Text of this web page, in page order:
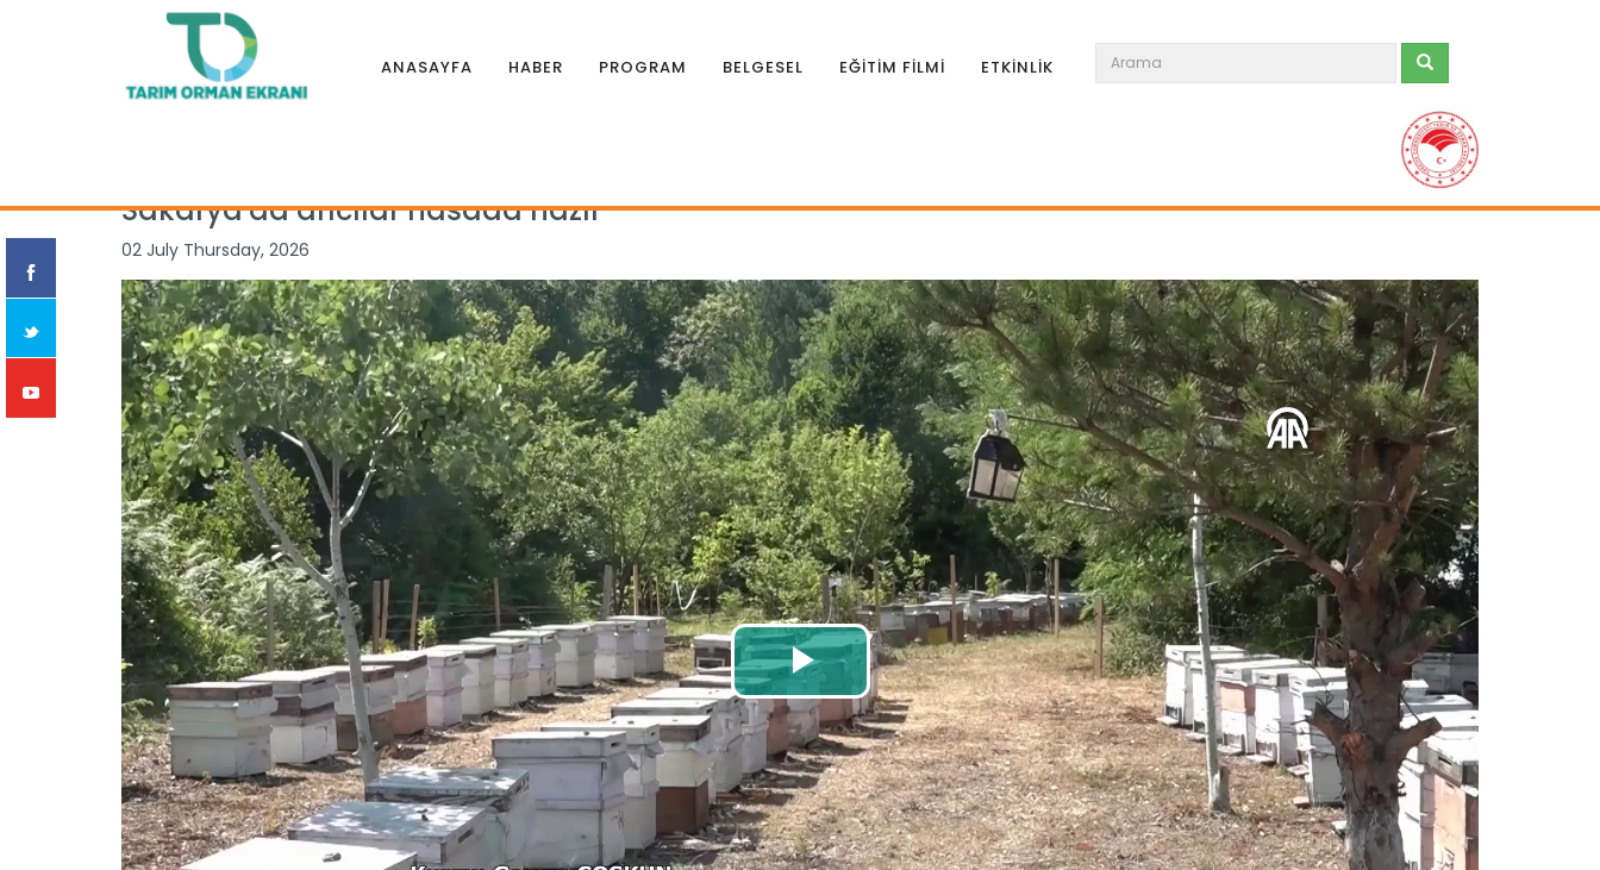
ANASAYFA HABER PROGRAM BELGESEL EĞİTİM FİLMİ ETKİNLİK
Sakarya'da arıcılar hasada hazır
02 July Thursday, 2026
Devamını Oku ->
Taşköprü sarımsağı...
Taşköprü Belediyesince bu yıl 36'ncısı
düzenlenen Uluslararası...
Devamını Oku ->
Sulama projesinde sona...
Tarım ve Orman Bakanlığı Devlet Su
İşleri Genel Müdürlüğünün...